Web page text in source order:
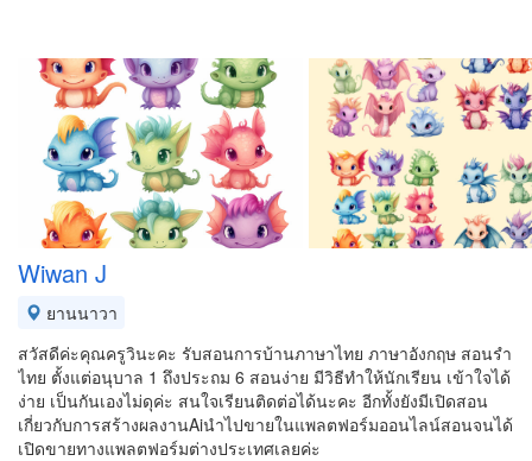
Wiwan J
ยานนาวา
สวัสดีค่ะคุณครูวินะคะ รับสอนการบ้านภาษาไทย ภาษาอังกฤษ สอนรำ
ไทย ตั้งแต่อนุบาล 1 ถึงประถม 6 สอนง่าย มีวิธีทำให้นักเรียน เข้าใจได้
ง่าย เป็นกันเองไม่ดุค่ะ สนใจเรียนติดต่อได้นะคะ อีกทั้งยังมีเปิดสอน
เกี่ยวกับการสร้างผลงานAiนำไปขายในแพลตฟอร์มออนไลน์สอนจนได้
เปิดขายทางแพลตฟอร์มต่างประเทศเลยค่ะ